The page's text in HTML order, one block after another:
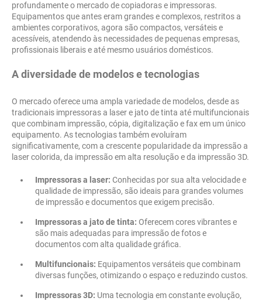
profundamente o mercado de copiadoras e impressoras.
Equipamentos que antes eram grandes e complexos, restritos a
ambientes corporativos, agora são compactos, versáteis e
acessíveis, atendendo às necessidades de pequenas empresas,
profissionais liberais e até mesmo usuários domésticos.
A diversidade de modelos e tecnologias
O mercado oferece uma ampla variedade de modelos, desde as
tradicionais impressoras a laser e jato de tinta até multifuncionais
que combinam impressão, cópia, digitalização e fax em um único
equipamento. As tecnologias também evoluíram
significativamente, com a crescente popularidade da impressão a
laser colorida, da impressão em alta resolução e da impressão 3D.
Impressoras a laser: Conhecidas por sua alta velocidade e
qualidade de impressão, são ideais para grandes volumes
de impressão e documentos que exigem precisão.
Impressoras a jato de tinta: Oferecem cores vibrantes e
são mais adequadas para impressão de fotos e
documentos com alta qualidade gráfica.
Multifuncionais: Equipamentos versáteis que combinam
diversas funções, otimizando o espaço e reduzindo custos.
Impressoras 3D: Uma tecnologia em constante evolução,